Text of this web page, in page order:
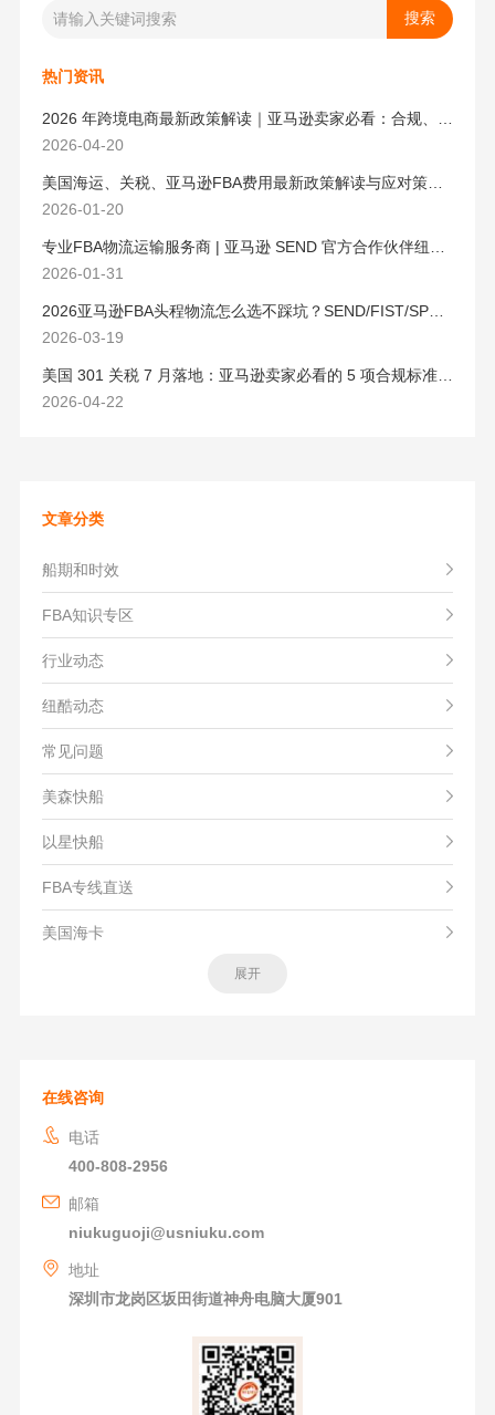
热门资讯
2026-04-20
美国海运、关税、亚马逊FBA费用最新政策解读与应对策略（2026版）
2026-01-20
2026-01-31
2026亚马逊FBA头程物流怎么选不踩坑？SEND/FIST/SPN官方认证物流商，只有这家敢承诺“准达率第一”
2026-03-19
美国 301 关税 7 月落地：亚马逊卖家必看的 5 项合规标准与稳交付方案
2026-04-22
文章分类
船期和时效
FBA知识专区
行业动态
纽酷动态
常见问题
美森快船
以星快船
FBA专线直送
美国海卡
展开
在线咨询
电话
400-808-2956
邮箱
niukuguoji@usniuku.com
地址
深圳市龙岗区坂田街道神舟电脑大厦901